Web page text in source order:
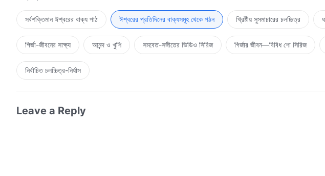
করেছিলেন তা ছিল ভিন্ন। তিনি করেছিলেন অলৌকিক কাজ, করেছিলেন প্রচার স্বর্গরাজ্যের সুসমাচার, আর
তুমি দেখো—তিনি ঈশ্বর।
অন্তিম সময়ের ঈশ্বরের অবতার মানুষের ধারণা হতে সরান অস্পষ্ট ঈশ্বরের স্থান। তাঁর বাক্য ও কর্মের মাধ্যমে, মানুষের
মানুষ ঈশ্বরের বাস্তবিকতাকে, বিশ্বাস করে না সেই ঈশ্বরে যা অস্পষ্ট। দেহরূপী ঈশ্বরের বাক্যের মাধ্যমে, করেন
যা ঈশ্বর সব শেষে অর্জন করবেন। অন্তিম সময়ের ঈশ্বরের অবতার বাক্য দিয়ে সব পূর্ণ ও প্রকাশ করেন। তাঁর বাক্যে
তিনি ঈশ্বর।
সর্বশক্তিমান ঈশ্বরের বাক্য পাঠ ঈশ্বরের প্রতিদিনের বাক্যসমূহ থেকে পঠন খ্রিষ্টীয় সুসমাচারের চলচ্চিত্র
গির্জা-জীবনের সাক্ষ্য আনন্দ ও খুশি সমবেত-সঙ্গীতের ভিডিও সিরিজ গির্জার জীবন—বিবিধ শো সিরিজ
নির্বাচিত চলচ্চিত্র-নির্যাস
Leave a Reply